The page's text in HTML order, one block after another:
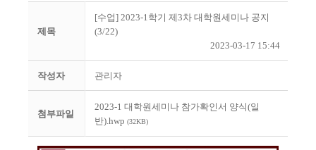
제목
[수업] 2023-1학기 제3차 대학원세미나 공지
(3/22)
2023-03-17 15:44
작성자 관리자
첨부파일
2023-1 대학원세미나 참가확인서 양식(일
반).hwp (32KB)